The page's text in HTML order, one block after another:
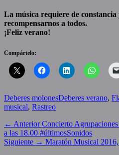
La música requiere de constancia
recompensarnos a todos.
¡Feliz verano!
Compártelo:
Categories
Deberes molonesTags
Deberes verano,
musical, Rastreo
Navegación
de
← Anterior Entrada
anterior:
Concierto
a las 18.00 #últimosSonidos
Siguiente → Entrada
Maratón Musical